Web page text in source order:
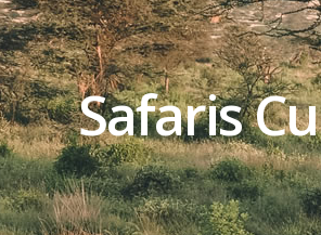
Safaris